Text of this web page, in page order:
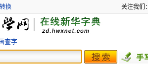
换 关注我们：
查字